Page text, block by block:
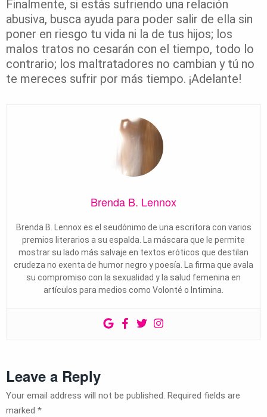
Finalmente, si estás sufriendo una relación
abusiva, busca ayuda para poder salir de ella sin
poner en riesgo tu vida ni la de tus hijos; los
malos tratos no cesarán con el tiempo, todo lo
contrario; los maltratadores no cambian y tú no
te mereces sufrir por más tiempo. ¡Adelante!
Brenda B. Lennox
Brenda B. Lennox es el seudónimo de una escritora con varios
premios literarios a su espalda. La máscara que le permite
mostrar su lado más salvaje en textos eróticos que destilan
crudeza no exenta de humor negro y poesía. La firma que avala
su compromiso con la sexualidad y la salud femenina en
artículos para medios como Volonté o Intimina.
Leave a Reply
Your email address will not be published. Required fields are
marked *